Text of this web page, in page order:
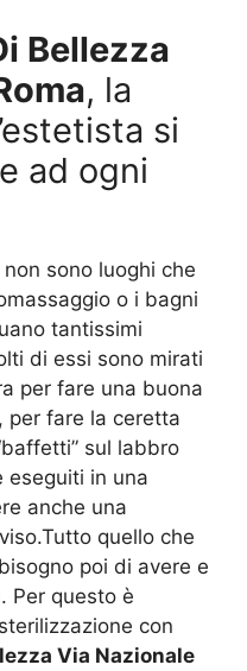
Bellezza
, la
si
ad ogni
sono luoghi che
o i bagni
tantissimi
di essi sono mirati
per fare una buona
per fare la ceretta
sul labbro
eseguiti in una
anche una
quello che
poi di avere e
Per questo è
con
Via Nazionale